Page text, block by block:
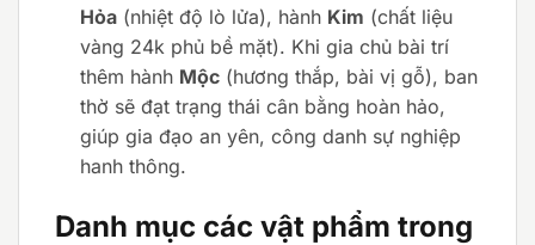
Hỏa(nhiệt độ lò lửa), hành Kim (chất liệu
vàng 24k phủ bề mặt). Khi gia chủ bài trí
thêm hành Mộc(hương thắp, bài vị gỗ), ban
thờ sẽ đạt trạng thái cân bằng hoàn hảo,
giúp gia đạo an yên, công danh sự nghiệp
hanh thông.
Danh mục các vật phẩm trong